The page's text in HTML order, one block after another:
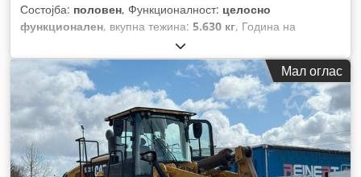
Состојба: половен, Функционалност: целосно
функционален, вкупна тежина: 5.630 кг, Година на
, работни часови:
виљушки, погон на сите тркала,
Мал оглас